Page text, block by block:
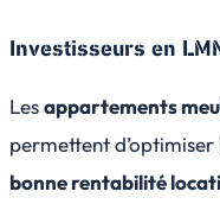
Investisseurs en
Lesappartements
permettent
bonne rentabilité